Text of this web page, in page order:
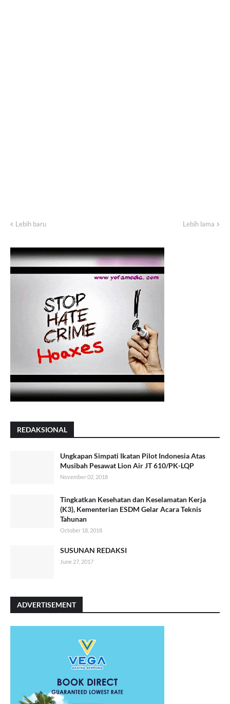
Lebih baru Lebih lama
REDAKSIONAL
Ungkapan Simpati Ikatan Pilot Indonesia Atas
Musibah Pesawat Lion Air JT 610/PK-LQP
November 02, 2018
Tingkatkan Kesehatan dan Keselamatan Kerja
(K3), Kementerian ESDM Gelar Acara Teknis
Tahunan
October 18, 2018
SUSUNAN REDAKSI
June 27, 2017
ADVERTISEMENT